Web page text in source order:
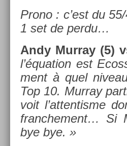
Prono : c’est du
1 set de perdu…
Andy Mur­ray (5)
l’équa­tion est
ment à quel
Top 10. Mur­ray
voit l’at­tentis­me
franche­ment… Si
bye bye. »